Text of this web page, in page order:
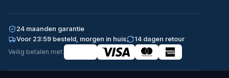
24 maanden garantie
Voor 23:59 besteld, morgen in huis
14 dagen retour
Veilig betalen met: